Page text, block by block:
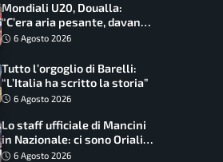
Mondiali U20, Doualla:
“C’era aria pesante, davano
le mascherine! Finale? Non
6 Agosto 2026
Tutto l’orgoglio di Barelli:
“L’Italia ha scritto la storia”
6 Agosto 2026
Lo staff ufficiale di Mancini
in Nazionale: ci sono Oriali e
Bonucci, confermato un
6 Agosto 2026